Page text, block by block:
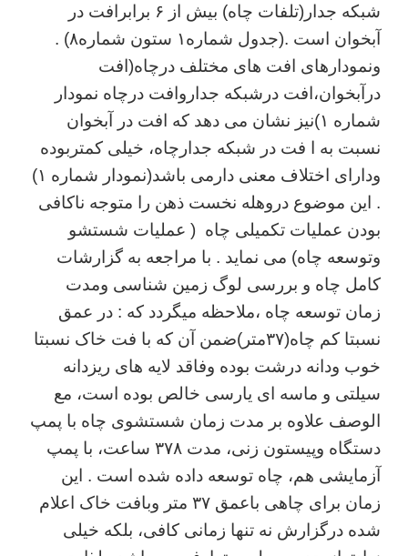
شبکه جدار(تلفات چاه) بیش از ۶ برابرافت در
آبخوان است .(جدول شماره۱ ستون شماره۸) .
ونمودارهای افت های مختلف درچاه(افت
درآبخوان،افت درشبکه جداروافت درچاه نمودار
شماره ۱)نیز نشان می دهد که افت در آبخوان
نسبت به ا فت در شبکه جدارچاه، خیلی کمتربوده
ودارای اختلاف معنی دارمی باشد(نمودار شماره ۱)
. این موضوع دروهله نخست ذهن را متوجه ناکافی
بودن عملیات تکمیلی چاه ( عملیات شستشو
وتوسعه چاه) می نماید . با مراجعه به گزارشات
کامل چاه و بررسی لوگ زمین شناسی ومدت
زمان توسعه چاه ،ملاحظه میگردد که : در عمق
نسبتا کم چاه(۳۷متر)ضمن آن که با فت خاک نسبتا
خوب ودانه درشت بوده وفاقد لایه های ریزدانه
سیلتی و ماسه ای یارسی خالص بوده است، مع
الوصف علاوه بر مدت زمان شستشوی چاه با پمپ
دستگاه وپیستون زنی، مدت ۳۷۸ ساعت، با پمپ
آزمایشی هم، چاه توسعه داده شده است . این
زمان برای چاهی باعمق ۳۷ متر وبافت خاک اعلام
شده درگزارش نه تنها زمانی کافی، بلکه خیلی